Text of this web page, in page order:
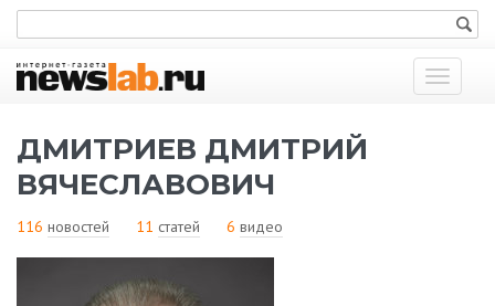
Показать
меню
ДМИТРИЕВ ДМИТРИЙ
ВЯЧЕСЛАВОВИЧ
116 новостей 11 статей 6 видео